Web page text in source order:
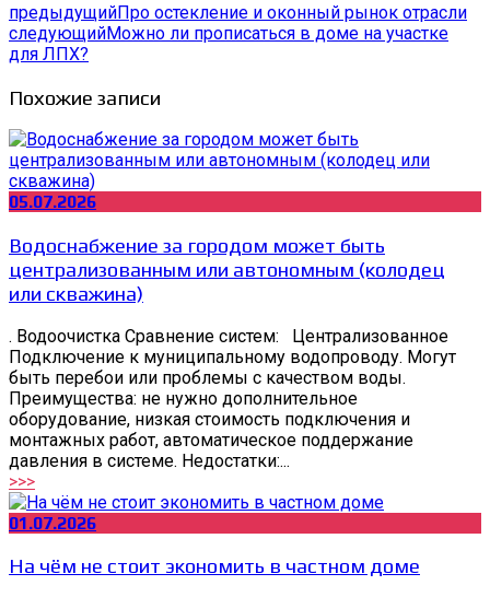
предыдущийПро остекление и оконный рынок отрасли
следующийМожно ли прописаться в доме на участке
для ЛПХ?
Похожие записи
05.07.2026
Водоснабжение за городом может быть
централизованным или автономным (колодец
или скважина)
. Водоочистка Сравнение систем: Централизованное
Подключение к муниципальному водопроводу. Могут
быть перебои или проблемы с качеством воды.
Преимущества: не нужно дополнительное
оборудование, низкая стоимость подключения и
монтажных работ, автоматическое поддержание
давления в системе. Недостатки:...
>>>
01.07.2026
На чём не стоит экономить в частном доме